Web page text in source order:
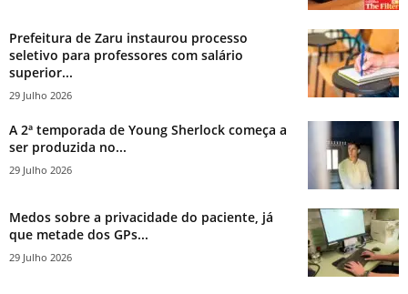
Prefeitura de Zaru instaurou processo
seletivo para professores com salário
superior...
29 Julho 2026
A 2ª temporada de Young Sherlock começa a
ser produzida no...
29 Julho 2026
Medos sobre a privacidade do paciente, já
que metade dos GPs...
29 Julho 2026